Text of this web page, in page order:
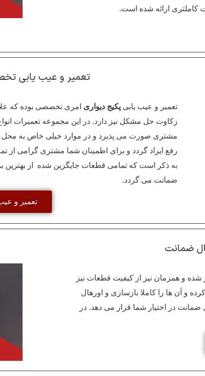
تعمیر و عیب یابی
تعمیر و عیب یابی پکیج دیواری امری تخصصی بوده که
زکاوت حل مشکل نیز دارد. در این مجموعه تعمیرات
مشتری صورت می پذیرد و در موارد خیلی خاص به محل
رفع ایراد گردد و برای اطمینان شما مشتری گرامی
به ذکر است که تمامی قطعات جایگزین شده از بهترین
ضمانت می گردد.
تعمیر و
ضمانت
شده و همزمان نیز از کیفیت قطعات نیز
و آن ها را کاملا بازسازی و اورهال
در اختیار شما قرار می دهد. در